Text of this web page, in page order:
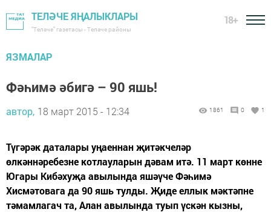
ТЕЛӘЧЕ ЯҢАЛЫКЛАРЫ
"Теләче" газетасы - Теләче районы
18+
ЯЗМАЛАР
Фәһимә әбигә – 90 яшь!
автор, 18 март 2015 - 12:34 1861 0 1
Түгәрәк даталары уңаеннан җитәкчеләр
өлкәннәребезне котлауларын дәвам итә. 11 март көнне
Югары Кибәхуҗа авылында яшәүче Фәһимә
Хисмәтовага да 90 яшь тулды. Җиде еллык мәктәпне
тәмамлагач та, Алан авылында туып үскән кызны,